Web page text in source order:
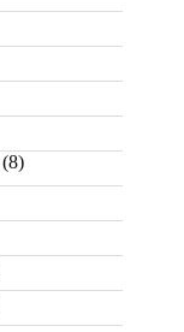
(8)